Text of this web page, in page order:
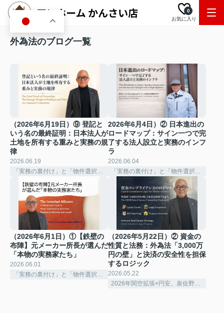
お気に入り
0
外為法のブログ一覧
（2026年6月19日）⑨ 登記と
いう名の最終証明：日本法人が
土地を所有する重みと実務の規
律
2026.06.19
2026年6月4日）② 日本進出の
ロードマップ：サイン一つで完
了する法人設立と実務のインフ
ラ
2026.06.04
（2026年6月1日）①【鉄壁の
布陣】元メーカー所長が選んだ
「本物の実務家たち」
2026.06.01
「実務の裏付け」と「物件選択の深化」
（2026年5月22日）② 資金の
性質と法務：外為法「3,000万
円の壁」と決済の安全性を担保
するロジック
2026.05.22
2026年関空拡張×円安。泉佐野で賢く稼ぐ「シェアハウス経営」の極意